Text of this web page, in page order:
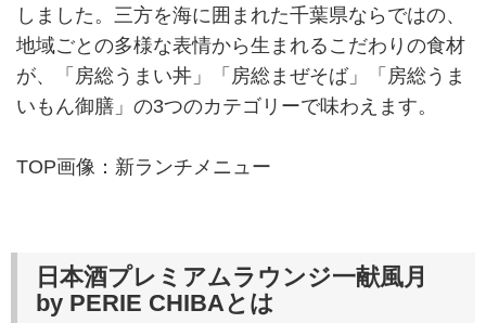
しました。三方を海に囲まれた千葉県ならではの、
地域ごとの多様な表情から生まれるこだわりの食材
が、「房総うまい丼」「房総まぜそば」「房総うま
いもん御膳」の3つのカテゴリーで味わえます。
TOP画像：新ランチメニュー
日本酒プレミアムラウンジ一献風月
by PERIE CHIBAとは